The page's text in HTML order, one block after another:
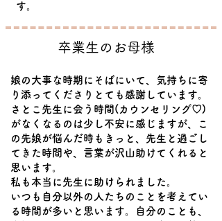
す。
​卒業生のお母様
娘の大事な時期にそばにいて、気持ちに寄
り添ってくださりとても感謝しています。
さとこ先生に会う時間(カウンセリング♡)
がなくなるのは少し不安に感じますが、こ
の先娘が悩んだ時もきっと、先生と過ごし
てきた時間や、言葉が沢山助けてくれると
思います。
私も本当に先生に助けられました。
いつも自分以外の人たちのことを考えてい
る時間が多いと思います。自分のことも、